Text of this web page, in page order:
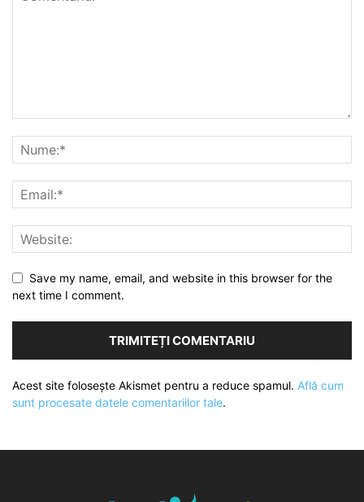
Save my name, email, and website in this browser for the
next time I comment.
Acest site folosește Akismet pentru a reduce spamul. Află cum
sunt procesate datele comentariilor tale.